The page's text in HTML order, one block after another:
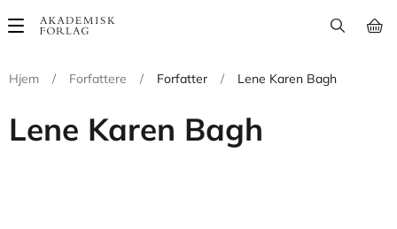
Main
Hjem
/ Forfattere / Forfatter / Lene Karen Bagh
Lene Karen Bagh